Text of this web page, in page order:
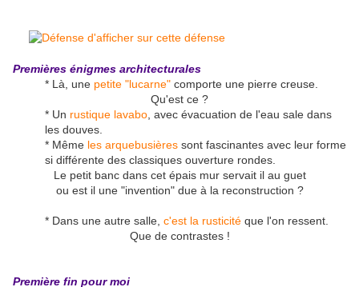
Premières énigmes architecturales
* Là, une petite "lucarne" comporte une pierre creuse.
Qu'est ce ?
* Un rustique lavabo , avec évacuation de l'eau sale dans
les douves.
* Même les arquebusières sont fascinantes avec leur forme
si différente des classiques ouverture rondes.
Le petit banc dans cet épais mur servait il au guet
ou est il une "invention" due à la reconstruction ?
* Dans une autre salle, c'est la rusticité que l'on ressent.
Que de contrastes !
Première fin pour moi